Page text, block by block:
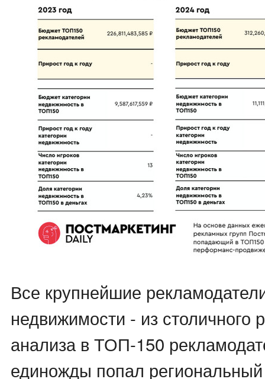
Все крупнейшие
недвижимости - из столичного
анализа в ТОП-150
единожды попал региональный